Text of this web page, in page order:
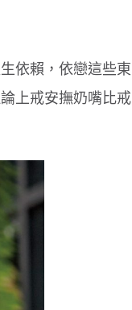
依賴，依戀這些東
上戒安撫奶嘴比戒